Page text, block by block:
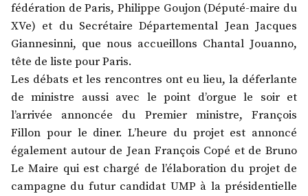
fédération de Paris, Philippe Goujon (Député-maire du
XVe) et du Secrétaire Départemental Jean Jacques
Giannesinni, que nous accueillons Chantal Jouanno,
tête de liste pour Paris.
Les débats et les rencontres ont eu lieu, la déferlante
de ministre aussi avec le point d’orgue le soir et
l’arrivée annoncée du Premier ministre, François
Fillon pour le diner. L’heure du projet est annoncé
également autour de Jean François Copé et de Bruno
Le Maire qui est chargé de l’élaboration du projet de
campagne du futur candidat UMP à la présidentielle